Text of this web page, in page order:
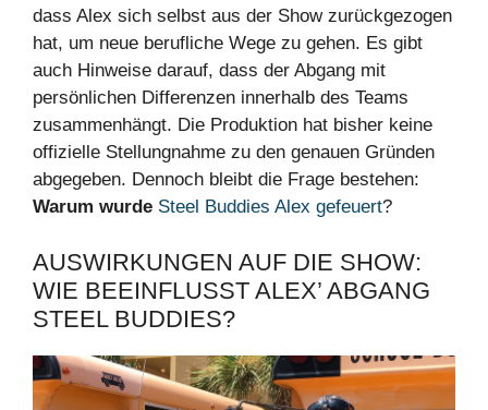
dass Alex sich selbst aus der Show zurückgezogen
hat, um neue berufliche Wege zu gehen. Es gibt
auch Hinweise darauf, dass der Abgang mit
persönlichen Differenzen innerhalb des Teams
zusammenhängt. Die Produktion hat bisher keine
offizielle Stellungnahme zu den genauen Gründen
abgegeben. Dennoch bleibt die Frage bestehen:
Warum wurde Steel Buddies Alex gefeuert?
AUSWIRKUNGEN AUF DIE SHOW:
WIE BEEINFLUSST ALEX’ ABGANG
STEEL BUDDIES?